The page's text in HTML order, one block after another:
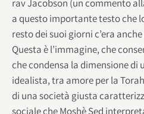
rav Jacobson (un commento
a questo importante testo che
resto dei suoi giorni c’era
Questa è l’immagine, che
che condensa la dimensione di
idealista, tra amore per la
di una società giusta
sociale che Moshè Sed